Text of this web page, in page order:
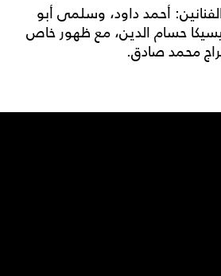
أحمد داود، وسلمى أبو
حسام الدين، مع ظهور خاص
محمد صادق.